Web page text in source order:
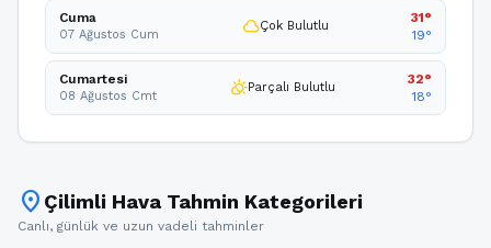
Cuma
07 Ağustos Cum cloudÇok Bulutlu
31°
19°
Cumartesi
08 Ağustos Cmt partly_cloudy_dayParçalı Bulutlu
32°
18°
location_on Çilimli Hava Tahmin Kategorileri
Canlı, günlük ve uzun vadeli tahminler